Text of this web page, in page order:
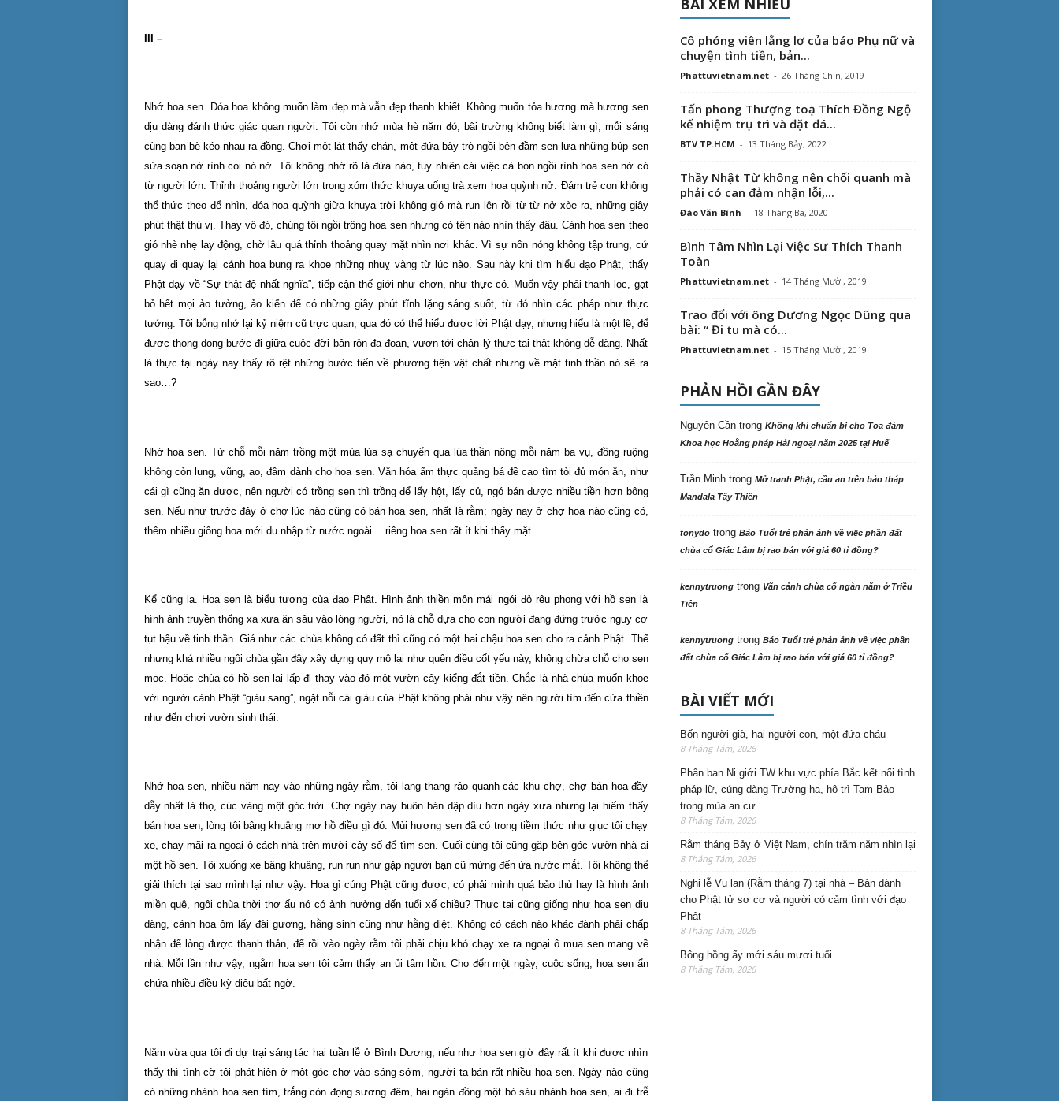
III –
Nhớ hoa sen. Đóa hoa không muốn làm đẹp mà vẫn đẹp thanh khiết. Không muốn tỏa hương mà hương sen
dịu dàng đánh thức giác quan người. Tôi còn nhớ mùa hè năm đó, bãi trường không biết làm gì, mỗi sáng
cùng bạn bè kéo nhau ra đồng. Chơi một lát thấy chán, một đứa bày trò ngồi bên đầm sen lựa những búp sen
sửa soạn nở rình coi nó nở. Tôi không nhớ rõ là đứa nào, tuy nhiên cái việc cả bọn ngồi rình hoa sen nở có
từ người lớn. Thỉnh thoảng người lớn trong xóm thức khuya uống trà xem hoa quỳnh nở. Đám trẻ con không
thể thức theo để nhìn, đóa hoa quỳnh giữa khuya trời không gió mà run lên rồi từ từ nở xòe ra, những giây
phút thật thú vị. Thay vô đó, chúng tôi ngồi trông hoa sen nhưng có tên nào nhìn thấy đâu. Cành hoa sen theo
gió nhè nhẹ lay động, chờ lâu quá thỉnh thoảng quay mặt nhìn nơi khác. Vì sự nôn nóng không tập trung, cứ
quay đi quay lại cánh hoa bung ra khoe những nhuỵ vàng từ lúc nào. Sau này khi tìm hiểu đạo Phật, thấy
Phật dạy về “Sự thật đệ nhất nghĩa”, tiếp cận thế giới như chơn, như thực có. Muốn vậy phải thanh lọc, gạt
bỏ hết mọi ảo tưởng, ảo kiến để có những giây phút tĩnh lặng sáng suốt, từ đó nhìn các pháp như thực
tướng. Tôi bỗng nhớ lại kỷ niệm cũ trực quan, qua đó có thể hiểu được lời Phật dạy, nhưng hiểu là một lẽ, để
được thong dong bước đi giữa cuộc đời bận rộn đa đoan, vươn tới chân lý thực tại thật không dễ dàng. Nhất
là thực tại ngày nay thấy rõ rệt những bước tiến về phương tiện vật chất nhưng về mặt tinh thần nó sẽ ra
sao…?
Nhớ hoa sen. Từ chỗ mỗi năm trồng một mùa lúa sạ chuyển qua lúa thần nông mỗi năm ba vụ, đồng ruộng
không còn lung, vũng, ao, đầm dành cho hoa sen. Văn hóa ẩm thực quảng bá đề cao tìm tòi đủ món ăn, như
cái gì cũng ăn được, nên người có trồng sen thì trồng để lấy hột, lấy củ, ngó bán được nhiều tiền hơn bông
sen. Nếu như trước đây ở chợ lúc nào cũng có bán hoa sen, nhất là rằm; ngày nay ở chợ hoa nào cũng có,
thêm nhiều giống hoa mới du nhập từ nước ngoài… riêng hoa sen rất ít khi thấy mặt.
Kể cũng lạ. Hoa sen là biểu tượng của đạo Phật. Hình ảnh thiền môn mái ngói đỏ rêu phong với hồ sen là
hình ảnh truyền thống xa xưa ăn sâu vào lòng người, nó là chỗ dựa cho con người đang đứng trước nguy cơ
tụt hậu về tinh thần. Giá như các chùa không có đất thì cũng có một hai chậu hoa sen cho ra cảnh Phật. Thế
nhưng khá nhiều ngôi chùa gần đây xây dựng quy mô lại như quên điều cốt yếu này, không chừa chỗ cho sen
mọc. Hoặc chùa có hồ sen lại lấp đi thay vào đó một vườn cây kiểng đắt tiền. Chắc là nhà chùa muốn khoe
với người cảnh Phật “giàu sang”, ngặt nỗi cái giàu của Phật không phải như vậy nên người tìm đến cửa thiền
như đến chơi vườn sinh thái.
Nhớ hoa sen, nhiều năm nay vào những ngày rằm, tôi lang thang rảo quanh các khu chợ, chợ bán hoa đầy
dẫy nhất là thọ, cúc vàng một góc trời. Chợ ngày nay buôn bán dập dìu hơn ngày xưa nhưng lại hiếm thấy
bán hoa sen, lòng tôi bâng khuâng mơ hồ điều gì đó. Mùi hương sen đã có trong tiềm thức như giục tôi chạy
xe, chạy mãi ra ngoại ô cách nhà trên mười cây số để tìm sen. Cuối cùng tôi cũng gặp bên góc vườn nhà ai
một hồ sen. Tôi xuống xe bâng khuâng, run run như gặp người bạn cũ mừng đến ứa nước mắt. Tôi không thể
giải thích tại sao mình lại như vậy. Hoa gì cúng Phật cũng được, có phải mình quá bảo thủ hay là hình ảnh
miền quê, ngôi chùa thời thơ ấu nó có ảnh hưởng đến tuổi xế chiều? Thực tại cũng giống như hoa sen dịu
dàng, cánh hoa ôm lấy đài gương, hằng sinh cũng như hằng diệt. Không có cách nào khác đành phải chấp
nhận để lòng được thanh thản, để rồi vào ngày rằm tôi phải chịu khó chạy xe ra ngoại ô mua sen mang về
nhà. Mỗi lần như vậy, ngắm hoa sen tôi cảm thấy an ủi tâm hồn. Cho đến một ngày, cuộc sống, hoa sen ẩn
chứa nhiều điều kỳ diệu bất ngờ.
Năm vừa qua tôi đi dự trại sáng tác hai tuần lễ ở Bình Dương, nếu như hoa sen giờ đây rất ít khi được nhìn
thấy thì tình cờ tôi phát hiện ở một góc chợ vào sáng sớm, người ta bán rất nhiều hoa sen. Ngày nào cũng
có những nhành hoa sen tím, trắng còn đọng sương đêm, hai ngàn đồng một bó sáu nhành hoa sen, ai đi trễ
BÀI XEM NHIỀU
Cô phóng viên lẳng lơ của báo Phụ nữ và
chuyện tình tiền, bản...
Phattuvietnam.net - 26 Tháng Chín, 2019
Tấn phong Thượng toạ Thích Đồng Ngộ
kế nhiệm trụ trì và đặt đá...
BTV TP.HCM - 13 Tháng Bảy, 2022
Thầy Nhật Từ không nên chối quanh mà
phải có can đảm nhận lỗi,...
Đào Văn Bình - 18 Tháng Ba, 2020
Bình Tâm Nhìn Lại Việc Sư Thích Thanh
Toàn
Phattuvietnam.net - 14 Tháng Mười, 2019
Trao đổi với ông Dương Ngọc Dũng qua
bài: “ Đi tu mà có...
Phattuvietnam.net - 15 Tháng Mười, 2019
PHẢN HỒI GẦN ĐÂY
Nguyên Cầntrong Không khí chuẩn bị cho Tọa đàm
Khoa học Hoằng pháp Hải ngoại năm 2025 tại Huế
Trần Minhtrong Mở tranh Phật, cầu an trên bảo tháp
Mandala Tây Thiên
tonydotrong Báo Tuổi trẻ phản ảnh về việc phần đất
chùa cổ Giác Lâm bị rao bán với giá 60 tỉ đồng?
kennytruongtrong Vãn cảnh chùa cổ ngàn năm ở Triều
Tiên
kennytruongtrong Báo Tuổi trẻ phản ảnh về việc phần
đất chùa cổ Giác Lâm bị rao bán với giá 60 tỉ đồng?
BÀI VIẾT MỚI
Bốn người già, hai người con, một đứa cháu
8 Tháng Tám, 2026
Phân ban Ni giới TW khu vực phía Bắc kết nối tình
pháp lữ, cúng dàng Trường hạ, hộ trì Tam Bảo
trong mùa an cư
8 Tháng Tám, 2026
Rằm tháng Bảy ở Việt Nam, chín trăm năm nhìn lại
8 Tháng Tám, 2026
Nghi lễ Vu lan (Rằm tháng 7) tại nhà – Bản dành
cho Phật tử sơ cơ và người có cảm tình với đạo
Phật
8 Tháng Tám, 2026
Bông hồng ấy mới sáu mươi tuổi
8 Tháng Tám, 2026